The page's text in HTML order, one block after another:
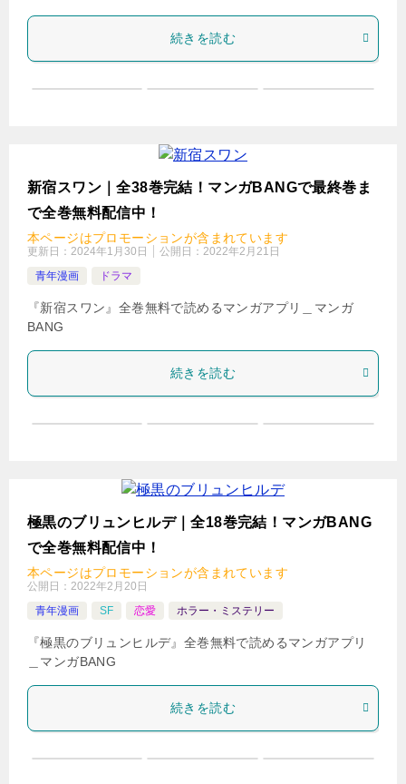
続きを読む
新宿スワン｜全38巻完結！マンガBANGで最終巻ま
で全巻無料配信中！
本ページはプロモーションが含まれています
更新日： 2024年1月30日 公開日： 2022年2月21日
青年漫画
ドラマ
『新宿スワン』全巻無料で読めるマンガアプリ＿マンガ
BANG
続きを読む
極黒のブリュンヒルデ｜全18巻完結！マンガBANG
で全巻無料配信中！
本ページはプロモーションが含まれています
公開日： 2022年2月20日
青年漫画
SF 恋愛 ホラー・ミステリー
『極黒のブリュンヒルデ』全巻無料で読めるマンガアプリ
＿マンガBANG
続きを読む